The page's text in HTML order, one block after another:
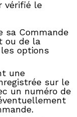
vérifié le
sa Commande
ou de la
options
une
sur le
un numéro de